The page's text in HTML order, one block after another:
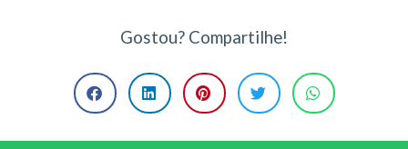
Gostou? Compartilhe!